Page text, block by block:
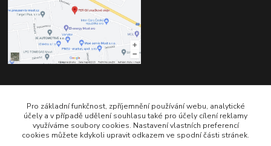
Kontakty
Pro základní funkčnost, zpříjemnění používání webu, analytické
účely a v případě udělení souhlasu také pro účely cílení reklamy
využíváme soubory cookies. Nastavení vlastních preferencí
cookies můžete kdykoli upravit odkazem ve spodní části stránek.